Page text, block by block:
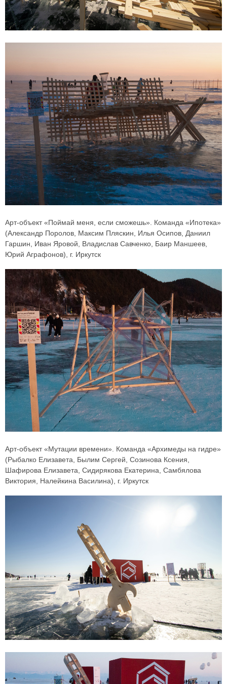
Арт-объект «Поймай меня, если сможешь». Команда «Ипотека»
(Александр Поролов, Максим Пляскин, Илья Осипов, Даниил
Гаршин, Иван Яровой, Владислав Савченко, Баир Маншеев,
Юрий Аграфонов), г. Иркутск
Арт-объект «Мутации времени». Команда «Архимеды на гидре»
(Рыбалко Елизавета, Былим Сергей, Созинова Ксения,
Шафирова Елизавета, Сидирякова Екатерина, Самбялова
Виктория, Налейкина Василина), г. Иркутск